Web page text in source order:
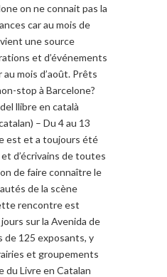
on ne connait pas la
car au mois de
une source
et d’événements
au mois d’août. Prêts
stop à Barcelone?
llibre en català
– Du 4 au 13
est et a toujours été
d’écrivains de toutes
de faire connaître le
de la scène
rencontre est
sur la Avenida de
de 125 exposants, y
et groupements
du Livre en Catalan